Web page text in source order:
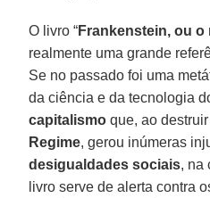
O livro “Frankenstein, ou
realmente uma grande
Se no passado foi uma
da ciência e da tecnologia
capitalismo que, ao
Regime, gerou inúmeras
desigualdades sociais, na
livro serve de alerta contra